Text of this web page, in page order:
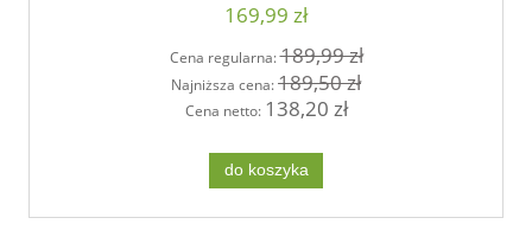
169,99 zł
Cena regularna:189,99 zł
Najniższa cena:189,50 zł
Cena netto: 138,20 zł
do koszyka